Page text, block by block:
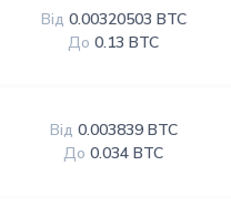
Від 0.00320503 BTC
До 0.13 BTC
Від 0.003839 BTC
До 0.034 BTC